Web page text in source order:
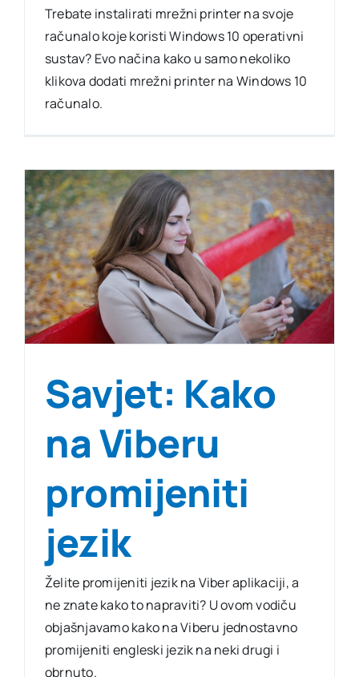
Trebate instalirati mrežni printer na svoje
računalo koje koristi Windows 10 operativni
sustav? Evo načina kako u samo nekoliko
klikova dodati mrežni printer na Windows 10
računalo.
Savjet: Kako
na Viberu
promijeniti
jezik
Želite promijeniti jezik na Viber aplikaciji, a
ne znate kako to napraviti? U ovom vodiču
objašnjavamo kako na Viberu jednostavno
promijeniti engleski jezik na neki drugi i
obrnuto.